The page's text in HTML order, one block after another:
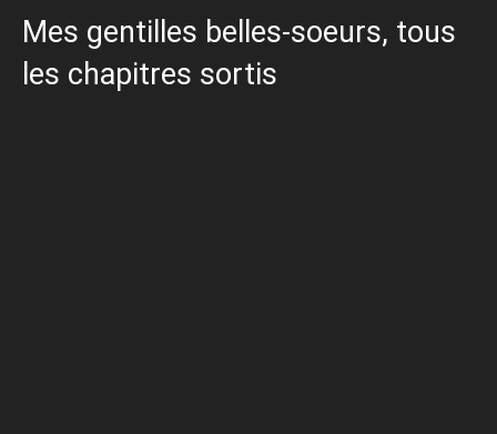
Mes gentilles belles-soeurs, tous
les chapitres sortis